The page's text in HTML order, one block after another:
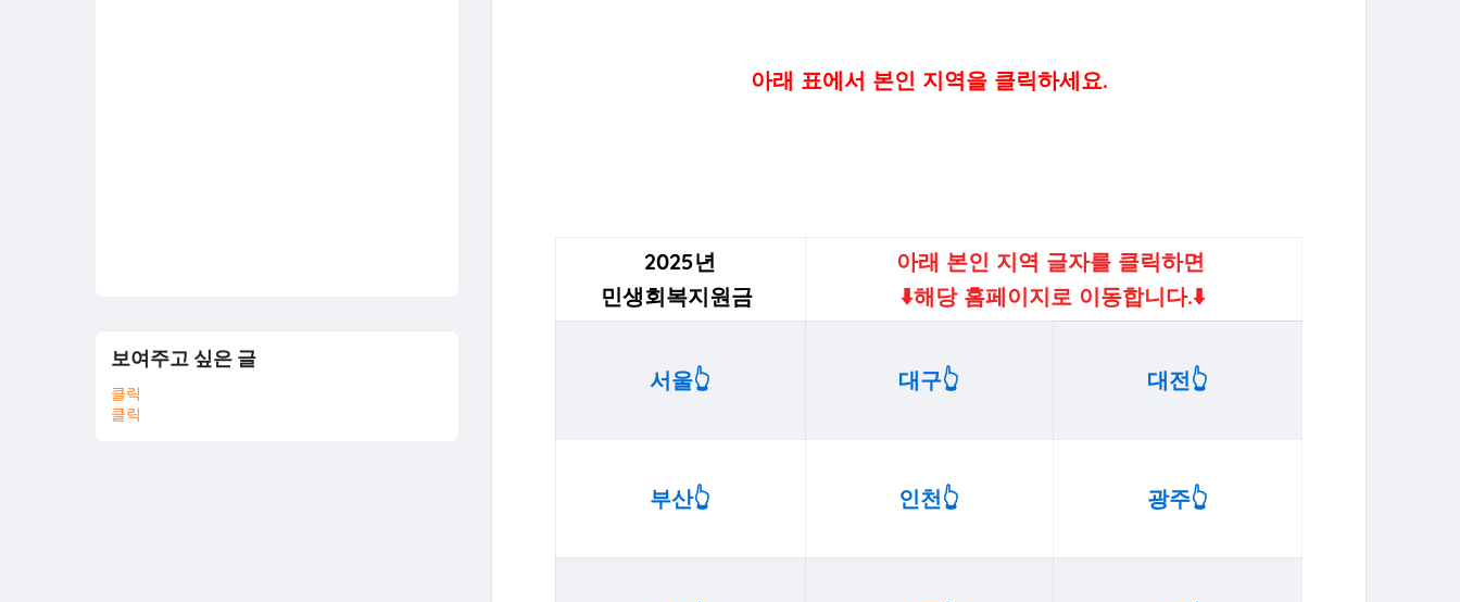
아래 표에서 본인 지역을 클릭하세요.
2025년
민생회복지원금
아래 본인 지역 글자를 클릭하면
⬇️해당 홈페이지로 이동합니다.⬇️
서울👆️ 대구👆️ 대전👆️
부산👆️ 인천👆️ 광주👆️
보여주고 싶은 글
클릭
클릭